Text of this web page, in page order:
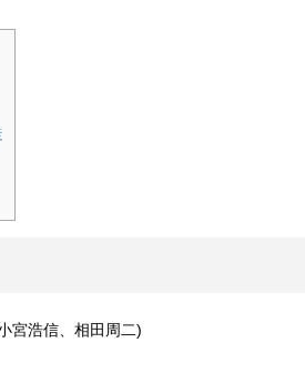
宮浩信、相田周二)